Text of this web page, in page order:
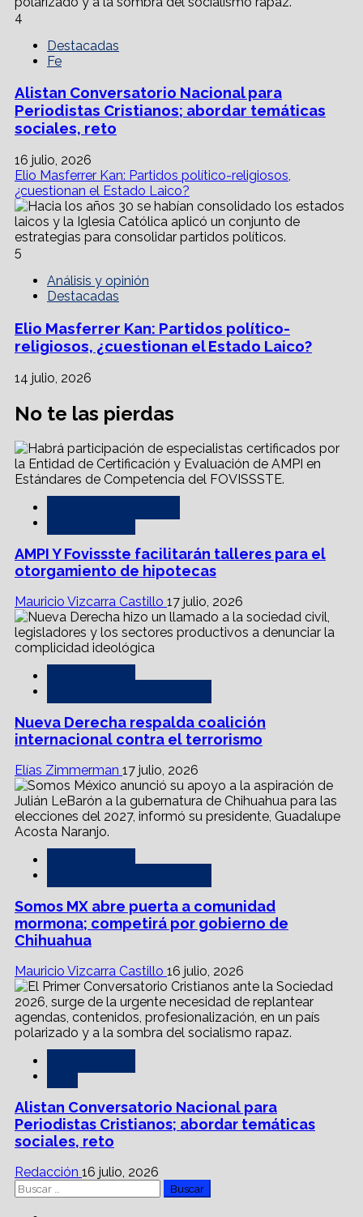
4
Destacadas
Fe
Alistan Conversatorio Nacional para
Periodistas Cristianos; abordar temáticas
sociales, reto
16 julio, 2026
Elio Masferrer Kan: Partidos político-religiosos,
¿cuestionan el Estado Laico?
5
Análisis y opinión
Destacadas
Elio Masferrer Kan: Partidos político-
religiosos, ¿cuestionan el Estado Laico?
14 julio, 2026
No te las pierdas
AMPI Y Fovissste facilitarán talleres para el
otorgamiento de hipotecas
Mauricio Vizcarra Castillo 17 julio, 2026
Nueva Derecha respalda coalición
internacional contra el terrorismo
Elías Zimmerman 17 julio, 2026
Somos MX abre puerta a comunidad
mormona; competirá por gobierno de
Chihuahua
Mauricio Vizcarra Castillo 16 julio, 2026
Alistan Conversatorio Nacional para
Periodistas Cristianos; abordar temáticas
sociales, reto
Redacción 16 julio, 2026
Buscar: